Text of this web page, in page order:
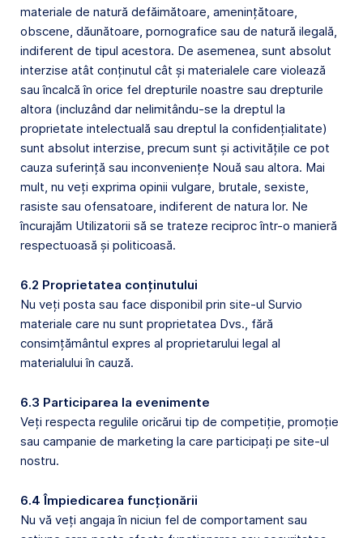
materiale de natură defăimătoare, amenințătoare,
obscene, dăunătoare, pornografice sau de natură ilegală,
indiferent de tipul acestora. De asemenea, sunt absolut
interzise atât conținutul cât și materialele care violează
sau încalcă în orice fel drepturile noastre sau drepturile
altora (incluzând dar nelimitându-se la dreptul la
proprietate intelectuală sau dreptul la confidențialitate)
sunt absolut interzise, precum sunt și activitățile ce pot
cauza suferință sau inconveniențe Nouă sau altora. Mai
mult, nu veți exprima opinii vulgare, brutale, sexiste,
rasiste sau ofensatoare, indiferent de natura lor. Ne
încurajăm Utilizatorii să se trateze reciproc într-o manieră
respectuoasă și politicoasă.
6.2 Proprietatea conținutului
Nu veți posta sau face disponibil prin site-ul Survio
materiale care nu sunt proprietatea Dvs., fără
consimțământul expres al proprietarului legal al
materialului în cauză.
6.3 Participarea la evenimente
Veți respecta regulile oricărui tip de competiție, promoție
sau campanie de marketing la care participați pe site-ul
nostru.
6.4 Împiedicarea funcționării
Nu vă veți angaja în niciun fel de comportament sau